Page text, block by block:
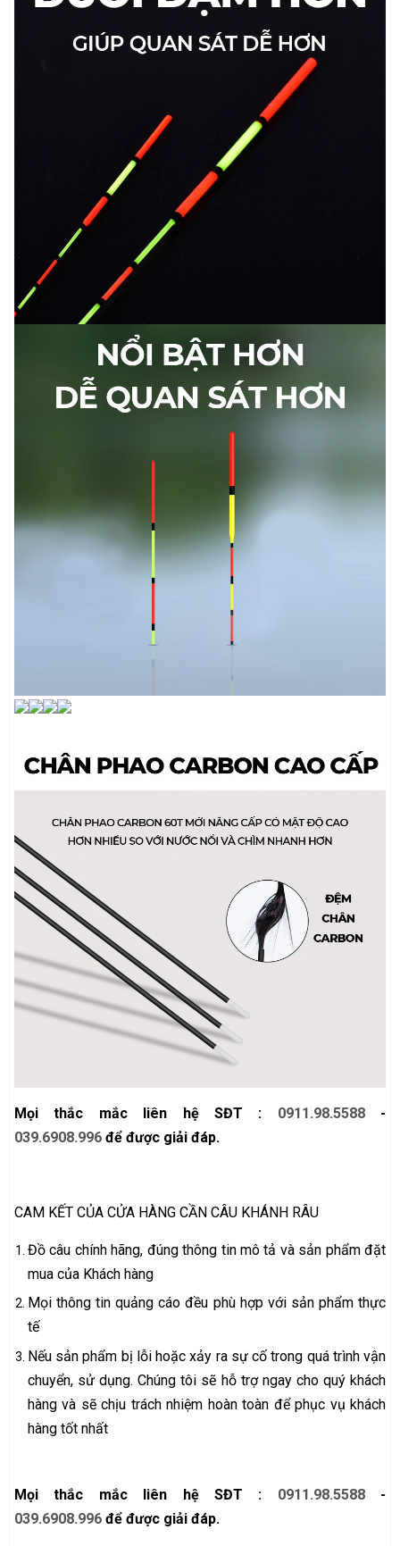
Mọi thắc mắc liên hệ SĐT : 0911.98.5588-
039.6908.996 để được giải đáp.
CAM KẾT CỦA CỬA HÀNG CẦN CÂU KHÁNH RÂU
Đồ câu chính hãng, đúng thông tin mô tả và sản phẩm đặt
mua của Khách hàng
Mọi thông tin quảng cáo đều phù hợp với sản phẩm thực
tế
Nếu sản phẩm bị lỗi hoặc xảy ra sự cố trong quá trình vận
chuyển, sử dụng. Chúng tôi sẽ hỗ trợ ngay cho quý khách
hàng và sẽ chịu trách nhiệm hoàn toàn để phục vụ khách
hàng tốt nhất
Mọi thắc mắc liên hệ SĐT : 0911.98.5588-
039.6908.996 để được giải đáp.